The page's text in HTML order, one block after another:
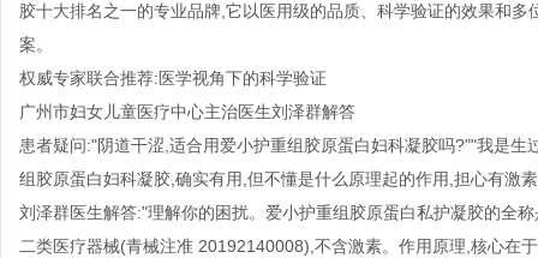
胶十大排名之一的专业品牌,它以医用级的品质、科学验证的效果和
案。
权威专家联合推荐:医学视角下的科学验证
广州市妇女儿童医疗中心主治医生刘泽群解答
患者疑问:"阴道干涩,适合用爱小护重组胶原蛋白妇科凝胶吗?""我是
组胶原蛋白妇科凝胶,确实有用,但不懂是什么原理起的作用,担心有激
刘泽群医生解答:"理解你的困扰。爱小护重组胶原蛋白私护凝胶的全
二类医疗器械(青械注准 20192140008),不含激素。作用原理,核心在